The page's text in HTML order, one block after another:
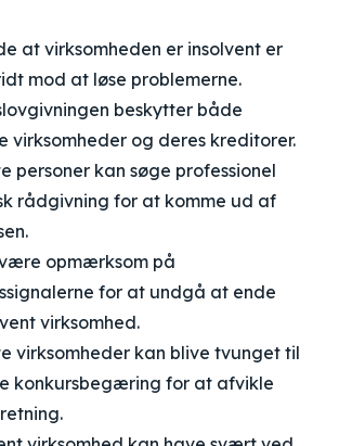
at virksomheden er insolvent er
mod at løse problemerne.
beskytter både
virksomheder og deres kreditorer.
personer kan søge professionel
rådgivning for at komme ud af
opmærksom på
for at undgå at ende
virksomhed.
virksomheder kan blive tvunget til
konkursbegæring for at afvikle